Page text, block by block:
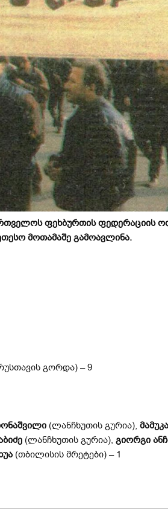
ფეხბურთის ფედერაციის
მოთამაშე გამოავლინა.
გორდა) – 9
(ლანჩხუთის გურია),
(ლანჩხუთის გურია),გიორგი
(თბილისის მრეტები) – 1